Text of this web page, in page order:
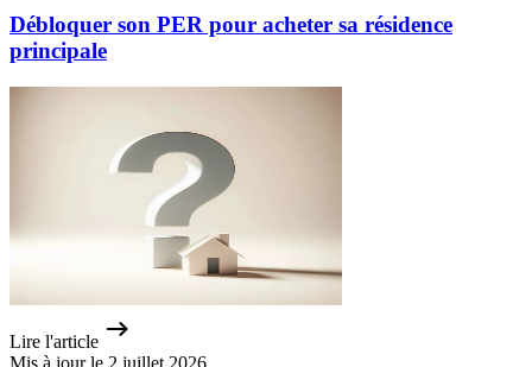
Débloquer son PER pour acheter sa résidence
principale
Lire l'article
Mis à jour le 2 juillet 2026